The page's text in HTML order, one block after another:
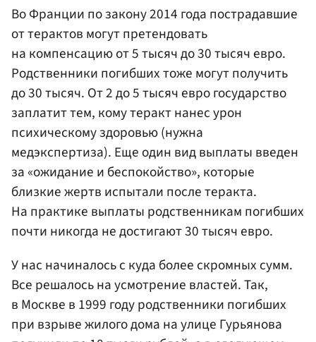
Во Франции по закону 2014 года пострадавшие
от терактов могут претендовать
на компенсацию от 5 тысяч до 30 тысяч евро.
Родственники погибших тоже могут получить
до 30 тысяч. От 2 до 5 тысяч евро государство
заплатит тем, кому теракт нанес урон
психическому здоровью (нужна
медэкспертиза). Еще один вид выплаты введен
за «ожидание и беспокойство», которые
близкие жертв испытали после теракта.
На практике выплаты родственникам погибших
почти никогда не достигают 30 тысяч евро.
У нас начиналось с куда более скромных сумм.
Все решалось на усмотрение властей. Так,
в Москве в 1999 году родственники погибших
при взрыве жилого дома на улице Гурьянова